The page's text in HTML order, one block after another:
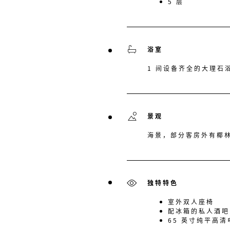
浴室
1 间设备齐全的大理石
景观
海景，部分客房外有椰
独特特色
室外双人座椅
配冰箱的私人酒吧
65 英寸纯平高清